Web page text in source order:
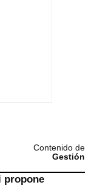
Contenido de
Gestión
propone